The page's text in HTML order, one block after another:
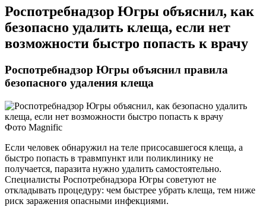
Роспотребнадзор Югры объяснил, как
безопасно удалить клеща, если нет
возможности быстро попасть к врачу
Роспотребнадзор Югры объяснил правила
безопасного удаления клеща
Фото Magnific
Если человек обнаружил на теле присосавшегося клеща, а
быстро попасть в травмпункт или поликлинику не
получается, паразита нужно удалить самостоятельно.
Специалисты Роспотребнадзора Югры советуют не
откладывать процедуру: чем быстрее убрать клеща, тем ниже
риск заражения опасными инфекциями.